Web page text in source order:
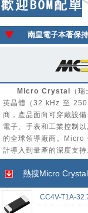
南皇電子本著保
Micro Crystal
（
英晶體（32 kHz 至 250
商，產品面向可穿戴設
電子、手表和工業控制
的全球領導廠商。Micro
計導入到量產的深度支持
熱搜Micro Crystal
CC4V-T1A-